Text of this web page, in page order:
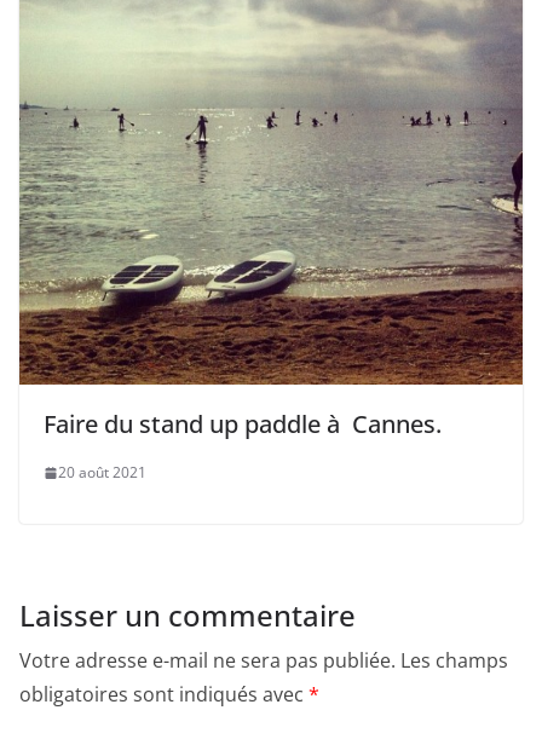
Faire du stand up paddle à Cannes.
20 août 2021
Laisser un commentaire
Votre adresse e-mail ne sera pas publiée. Les champs
obligatoires sont indiqués avec *